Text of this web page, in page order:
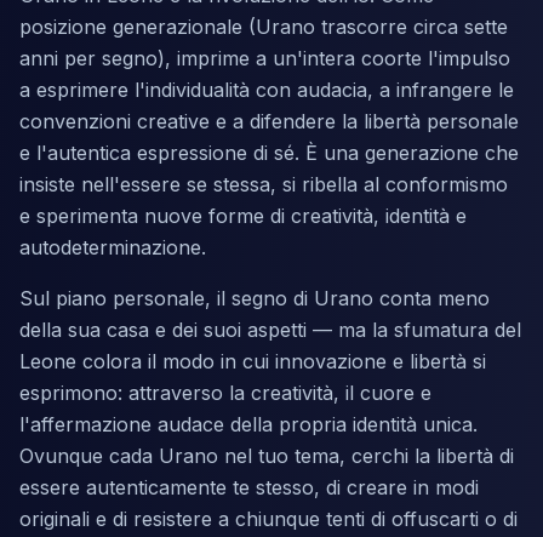
posizione generazionale (Urano trascorre circa sette
anni per segno), imprime a un'intera coorte l'impulso
a esprimere l'individualità con audacia, a infrangere le
convenzioni creative e a difendere la libertà personale
e l'autentica espressione di sé. È una generazione che
insiste nell'essere se stessa, si ribella al conformismo
e sperimenta nuove forme di creatività, identità e
autodeterminazione.
Sul piano personale, il segno di Urano conta meno
della sua casa e dei suoi aspetti — ma la sfumatura del
Leone colora il modo in cui innovazione e libertà si
esprimono: attraverso la creatività, il cuore e
l'affermazione audace della propria identità unica.
Ovunque cada Urano nel tuo tema, cerchi la libertà di
essere autenticamente te stesso, di creare in modi
originali e di resistere a chiunque tenti di offuscarti o di